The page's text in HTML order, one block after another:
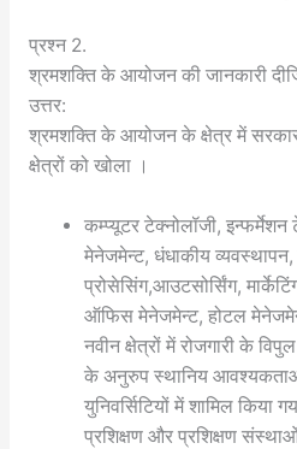
प्रश्न 2.
श्रमशक्ति के आयोजन की जानकारी
उत्तर:
श्रमशक्ति के आयोजन के क्षेत्र में सरकार
क्षेत्रों को खोला ।
कम्प्यूटर टेक्नोलॉजी, इन्फर्मेशन
मेनेजमेन्ट, धंधाकीय
प्रोसेसिंग,आउटसोर्सिंग,
ऑफिस मेनेजमेन्ट, होटल
नवीन क्षेत्रों में रोजगारी के
के अनुरुप स्थानिय
युनिवर्सिटियों में शामिल
प्रशिक्षण और प्रशिक्षण